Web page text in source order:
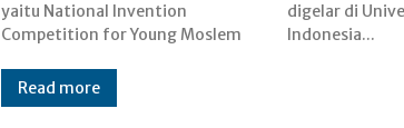
yaitu National Invention
Competition for Young Moslem
digelar di Universitas Komputer
Indonesia...
Read more